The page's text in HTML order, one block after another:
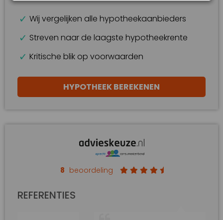
Wij vergelijken alle hypotheekaanbieders
Streven naar de laagste hypotheekrente
Kritische blik op voorwaarden
HYPOTHEEK BEREKENEN
8 beoordeling
REFERENTIES